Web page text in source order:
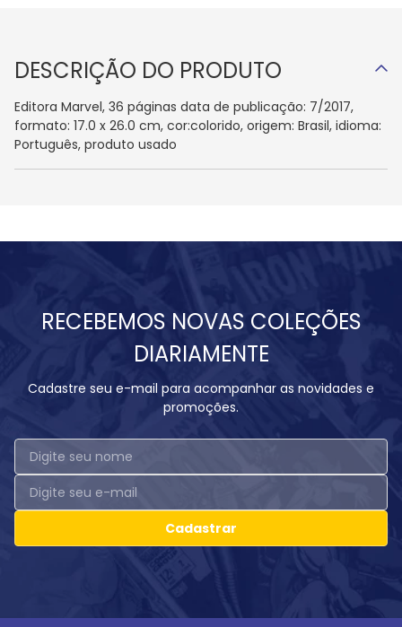
DESCRIÇÃO DO PRODUTO
Editora Marvel, 36 páginas data de publicação: 7/2017,
formato: 17.0 x 26.0 cm, cor:colorido, origem: Brasil, idioma:
Português, produto usado
RECEBEMOS NOVAS COLEÇÕES
DIARIAMENTE
Cadastre seu e-mail para acompanhar as novidades e
promoções.
Cadastrar